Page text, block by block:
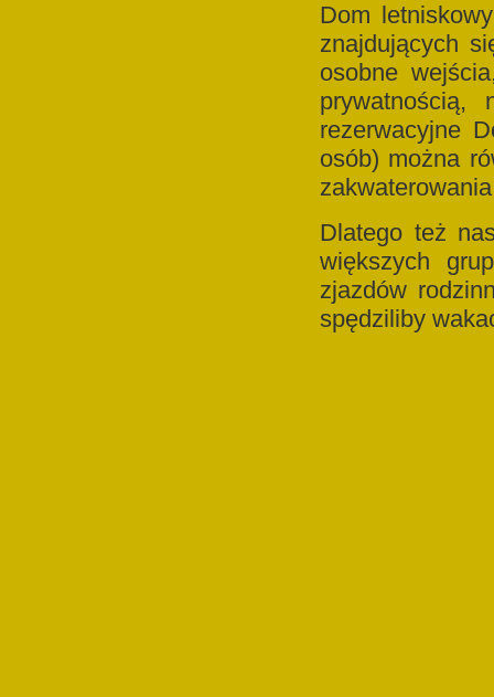
Dom
znajdujących
osobne
prywatnością,
rezerwacyjne
osób) można
Dlatego też
większych
zjazdów
spędziliby